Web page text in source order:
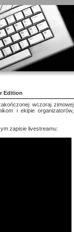
Edition
wczoraj zimowej
i ekipie organizatorów,
zapisie livestreamu: